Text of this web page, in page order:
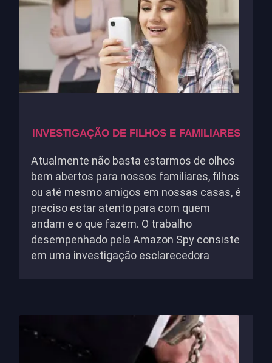
INVESTIGAÇÃO DE FILHOS E FAMILIARES
Atualmente não basta estarmos de olhos
bem abertos para nossos familiares, filhos
ou até mesmo amigos em nossas casas, é
preciso estar atento para com quem
andam e o que fazem. O trabalho
desempenhado pela Amazon Spy consiste
em uma investigação esclarecedora